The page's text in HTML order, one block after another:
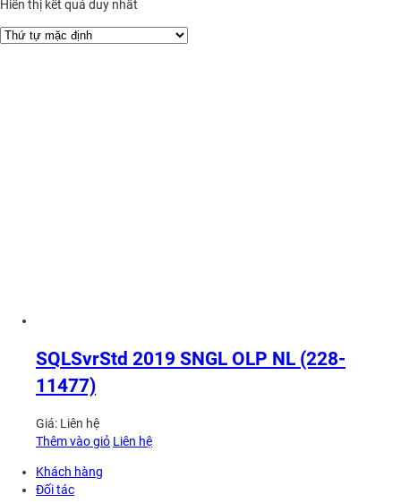
Hiển thị kết quả duy nhất
SQLSvrStd 2019 SNGL OLP NL (228-
11477)
Giá: Liên hệ
Thêm vào giỏ Liên hệ
Khách hàng
Đối tác